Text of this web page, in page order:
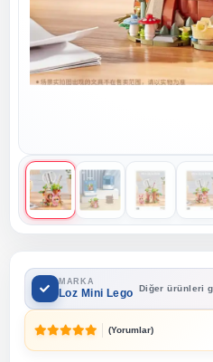
MARKA
Loz Mini Lego Diğer ürünleri
(Yorumlar)